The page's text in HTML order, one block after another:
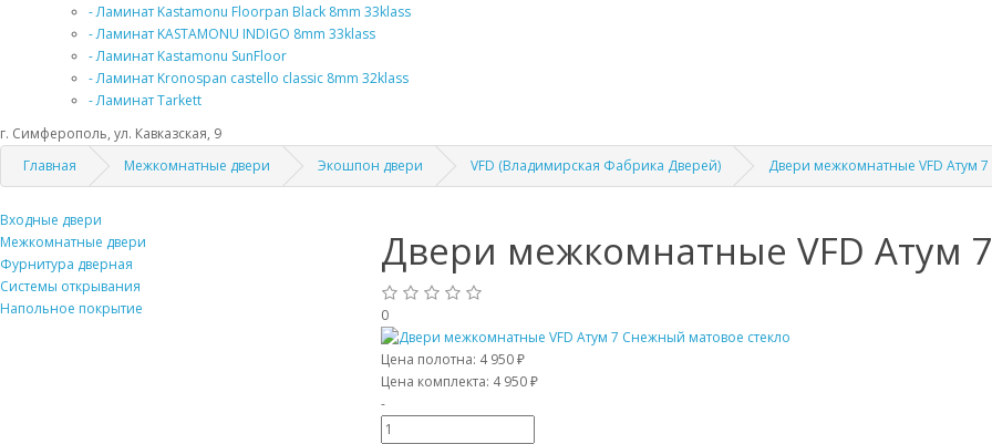
- Ламинат Kastamonu Floorpan Black 8mm 33klass
- Ламинат KASTAMONU INDIGO 8mm 33klass
- Ламинат Kastamonu SunFloor
- Ламинат Kronospan castello classic 8mm 32klass
- Ламинат Tarkett
г. Симферополь, ул. Кавказская, 9
Главная
Межкомнатные двери Экошпон двери VFD (Владимирская Фабрика Дверей) Двери межкомнатные VFD Атум
Входные двери
Межкомнатные двери
Фурнитура дверная
Системы открывания
Напольное покрытие
Двери межкомнатные VFD Атум
0
Цена полотна: 4 950 ₽
Цена комплекта: 4 950 ₽
-